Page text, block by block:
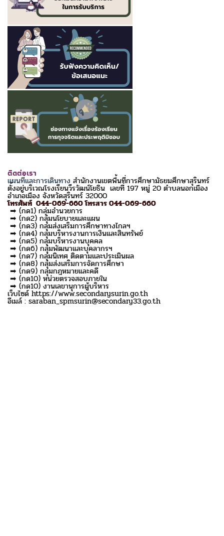
ติดต่อเรา
แผนที่และการเดินทางสำนักงานเขตพื้นที่การศึกษามัธยมศึกษาสุรินทร์
ตั้งอยู่บริเวณโรงเรียนวีรวัฒน์โยธิน เลขที่ 197 หมู่ 20 ตำบลนอกเมือง
อำเภอเมือง จังหวัดสุรินทร์ 32000
โทรศัพท์ 044-069-660 โทรสาร 044-069-660
➡ (กด1) กลุ่มอำนวยการ
➡ (กด2) กลุ่มนโยบายและแผน
➡ (กด3) กลุ่มส่งเสริมการศึกษาทางไกลฯ
➡ (กด4) กลุ่มบริหารงานการเงินและสินทรัพย์
➡ (กด5) กลุ่มบริหารงานบุคคล
➡ (กด6) กลุ่มพัฒนาและบุคลากรฯ
➡ (กด7) กลุ่มนิเทศ ติดตามและประเมินผล
➡ (กด8) กลุ่มส่งเสริมการจัดการศึกษา
➡ (กด9) กลุ่มกฎหมายและคดี
➡ (กด10) หน่วยตรวจสอบภายใน
➡ (กด10) งานเลขานุการผู้บริหาร
เว็บไซด์ https://www.secondarysurin.go.th
อีเมล์ : saraban_spmsurin@secondary33.go.th